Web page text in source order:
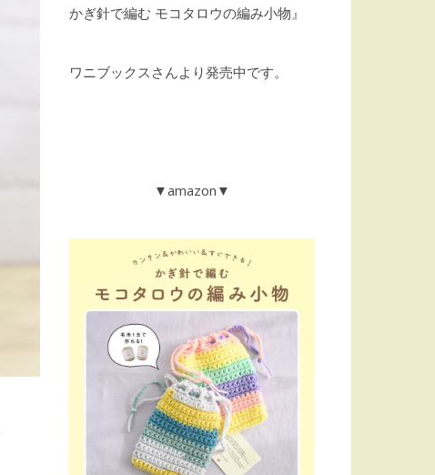
かぎ針で編む モコタロウの編み小物』
ワニブックスさんより発売中です。
▼amazon▼